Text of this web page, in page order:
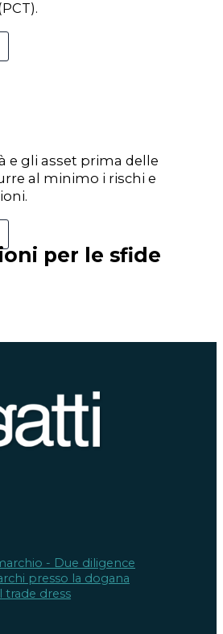
e gli asset prima delle
al minimo i rischi e
per le sfide
- Due diligence
presso la dogana
trade dress